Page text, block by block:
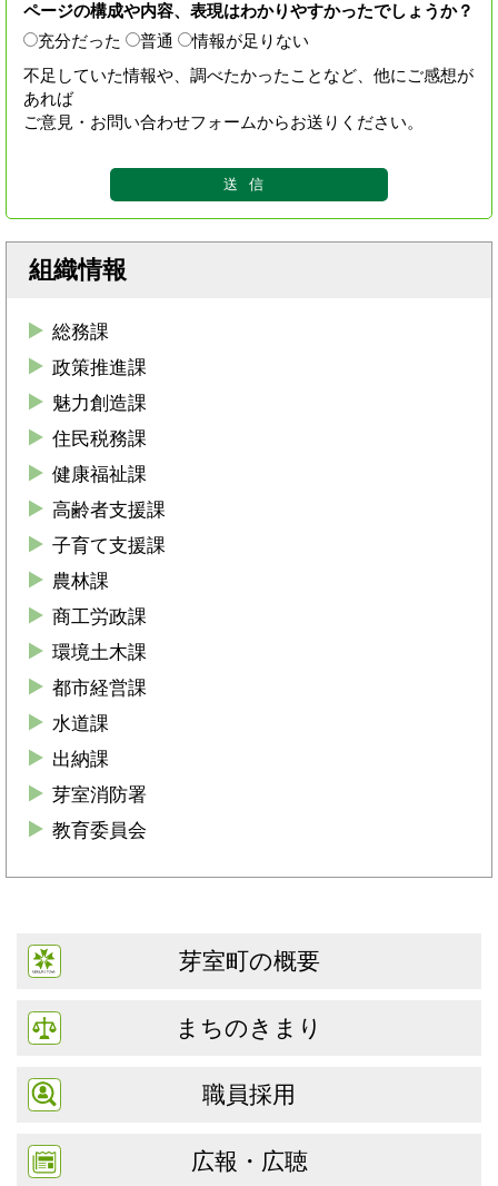
ページの構成や内容、表現はわかりやすかったでしょうか？
充分だった
普通
情報が足りない
不足していた情報や、調べたかったことなど、他にご感想が
あれば
ご意見・お問い合わせフォームからお送りください。
組織情報
総務課
政策推進課
魅力創造課
住民税務課
健康福祉課
高齢者支援課
子育て支援課
農林課
商工労政課
環境土木課
都市経営課
水道課
出納課
芽室消防署
教育委員会
芽室町の概要
まちのきまり
職員採用
広報・広聴